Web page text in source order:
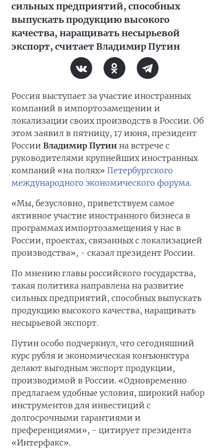
сильных предприятий, способных
выпускать продукцию высокого
качества, наращивать несырьевой
экспорт, считает Владимир Путин
Россия выступает за участие иностранных
компаний в импортозамещении и
локализации своих производств в России. Об
этом заявил в пятницу, 17 июня, президент
России Владимир Путин на встрече с
руководителями крупнейших иностранных
компаний «на полях» Петербургского
международного экономического форума.
«Мы, безусловно, приветствуем самое
активное участие иностранного бизнеса в
программах импортозамещения у нас в
России, проектах, связанных с локализацией
производства», - сказал президент России.
По мнению главы российского государства,
такая политика направлена на развитие
сильных предприятий, способных выпускать
продукцию высокого качества, наращивать
несырьевой экспорт.
Путин особо подчеркнул, что сегодняшний
курс рубля и экономическая конъюнктура
делают выгодным экспорт продукции,
производимой в России. «Одновременно
предлагаем удобные условия, широкий набор
инструментов для инвестиций с
долгосрочными гарантиями и
преференциями», - цитирует президента
«Интерфакс».